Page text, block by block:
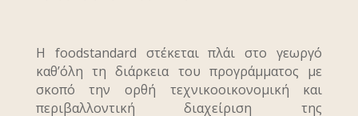
Η foodstandard στέκεται πλάι στο γεωργό
καθ’όλη τη διάρκεια του προγράμματος με
σκοπό την ορθή τεχνικοοικονομική και
περιβαλλοντική διαχείριση της